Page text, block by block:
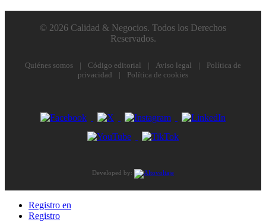
© 2026 Calidad & Negocios. Todos los Derechos
Reservados.
Quiénes somos | Código editorial | Aviso legal |
Política de
privacidad
| Política de cookies
Developed by:
Registro en
Registro